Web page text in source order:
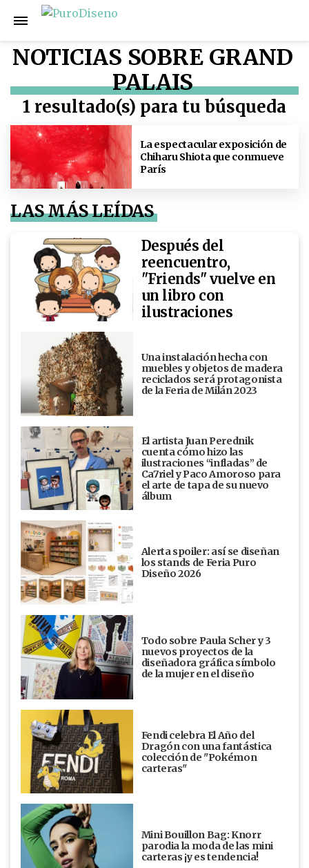
NOTICIAS SOBRE GRAND
PALAIS
1 resultado(s) para tu búsqueda
La espectacular exposición de
Chiharu Shiota que conmueve
París
LAS MÁS LEÍDAS
Después del
reencuentro,
"Friends" vuelve en
un libro con
ilustraciones
Una instalación hecha con
muebles y objetos de madera
reciclados será protagonista
de la Feria de Milán 2023
El artista Juan Perednik
cuenta cómo hizo las
ilustraciones “infladas” de
Ca7riel y Paco Amoroso para
el arte de tapa de su nuevo
álbum
Alerta spoiler: así se diseñan
los stands de Feria Puro
Diseño 2026
Todo sobre Paula Scher y 3
nuevos proyectos de la
diseñadora gráfica símbolo
de la mujer en el diseño
Fendi celebra El Año del
Dragón con una fantástica
colección de "Pokémon
carteras"
Mini Bouillon Bag: Knorr
parodia la moda de las mini
carteras ¡y es tendencia!